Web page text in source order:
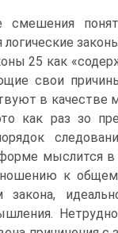
25 как
свои
в
как раз зо
мыслится в
к